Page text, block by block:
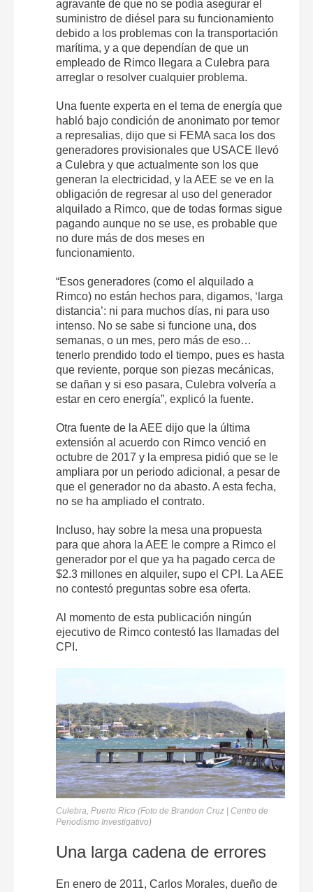
agravante de que no se podía asegurar el
suministro de diésel para su funcionamiento
debido a los problemas con la transportación
marítima, y a que dependían de que un
empleado de Rimco llegara a Culebra para
arreglar o resolver cualquier problema.
Una fuente experta en el tema de energía que
habló bajo condición de anonimato por temor
a represalias, dijo que si FEMA saca los dos
generadores provisionales que USACE llevó
a Culebra y que actualmente son los que
generan la electricidad, y la AEE se ve en la
obligación de regresar al uso del generador
alquilado a Rimco, que de todas formas sigue
pagando aunque no se use, es probable que
no dure más de dos meses en
funcionamiento.
“Esos generadores (como el alquilado a
Rimco) no están hechos para, digamos, ‘larga
distancia’: ni para muchos días, ni para uso
intenso. No se sabe si funcione una, dos
semanas, o un mes, pero más de eso…
tenerlo prendido todo el tiempo, pues es hasta
que reviente, porque son piezas mecánicas,
se dañan y si eso pasara, Culebra volvería a
estar en cero energía”, explicó la fuente.
Otra fuente de la AEE dijo que la última
extensión al acuerdo con Rimco venció en
octubre de 2017 y la empresa pidió que se le
ampliara por un periodo adicional, a pesar de
que el generador no da abasto. A esta fecha,
no se ha ampliado el contrato.
Incluso, hay sobre la mesa una propuesta
para que ahora la AEE le compre a Rimco el
generador por el que ya ha pagado cerca de
$2.3 millones en alquiler, supo el CPI. La AEE
no contestó preguntas sobre esa oferta.
Al momento de esta publicación ningún
ejecutivo de Rimco contestó las llamadas del
CPI.
Culebra, Puerto Rico (Foto de Brandon Cruz | Centro de
Periodismo Investigativo)
Una larga cadena de errores
En enero de 2011, Carlos Morales, dueño de